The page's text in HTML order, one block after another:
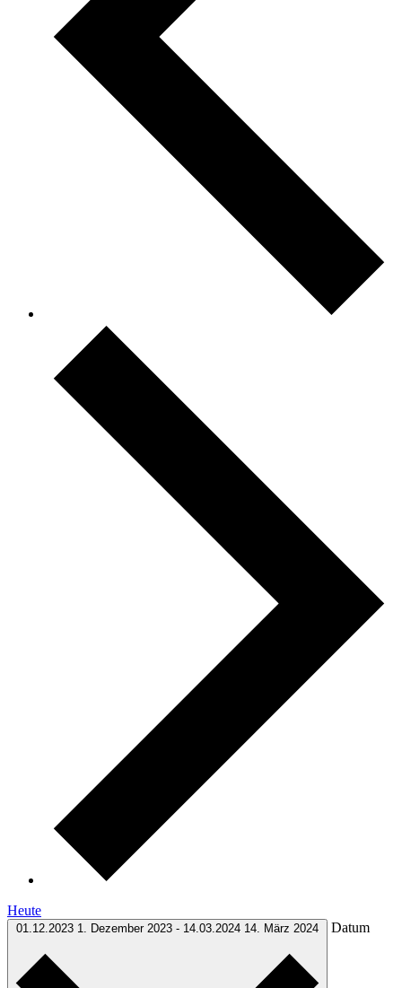
Heute
01.12.2023 1. Dezember 2023 - 14.03.2024 14. März 2024 Datum